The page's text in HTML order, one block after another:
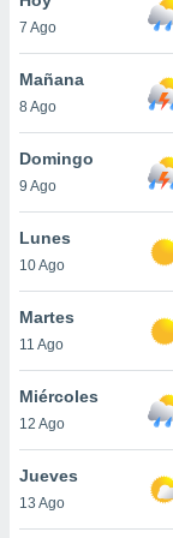
en
más
nuestra
de
cookies
aceptar
7 Ago
Mañana
8 Ago
Domingo
9 Ago
Lunes
10 Ago
Martes
11 Ago
Miércoles
12 Ago
Jueves
13 Ago